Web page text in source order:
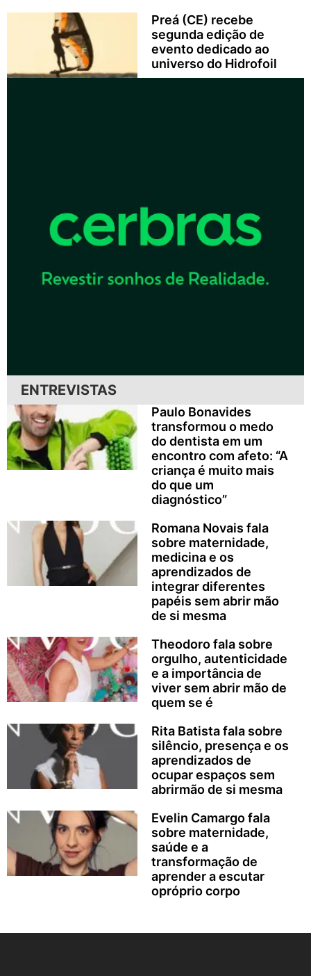
Preá (CE) recebe
segunda edição de
evento dedicado ao
universo do Hidrofoil
ENTREVISTAS
Paulo Bonavides
transformou o medo
do dentista em um
encontro com afeto: “A
criança é muito mais
do que um
diagnóstico”
Romana Novais fala
sobre maternidade,
medicina e os
aprendizados de
integrar diferentes
papéis sem abrir mão
de si mesma
Theodoro fala sobre
orgulho, autenticidade
e a importância de
viver sem abrir mão de
quem se é
Rita Batista fala sobre
silêncio, presença e os
aprendizados de
ocupar espaços sem
abrirmão de si mesma
Evelin Camargo fala
sobre maternidade,
saúde e a
transformação de
aprender a escutar
opróprio corpo